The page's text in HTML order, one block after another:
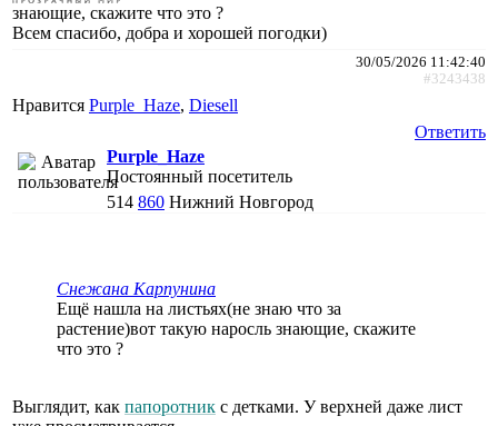
знающие, скажите что это ?
Всем спасибо, добра и хорошей погодки)
30/05/2026 11:42:40
#3243438
Нравится Purple_Haze, Diesell
Ответить
Purple_Haze
Постоянный посетитель
514 860 Нижний Новгород
Снежана Карпунина
Ещё нашла на листьях(не знаю что за
растение)вот такую наросль знающие, скажите
что это ?
Выглядит, как папоротник с детками. У верхней даже лист